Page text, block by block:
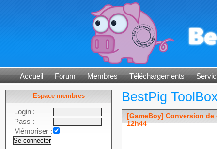
Accueil Forum Membres Téléchargements
Espace membres
Login :
Pass :
Mémoriser :
BestPig
[GameBoy] Conversion de
12h44